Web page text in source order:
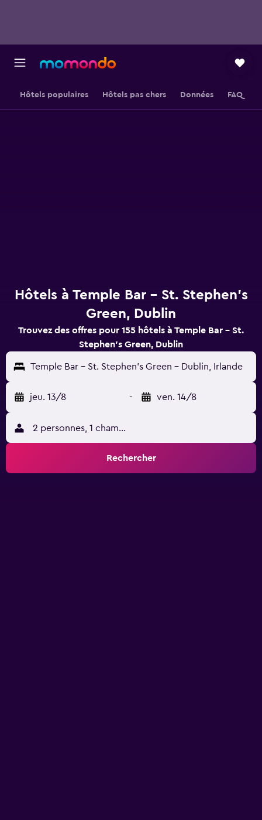
Hôtels populaires Hôtels pas chers Données FAQ
Hôtels à Temple Bar - St. Stephen's
Green, Dublin
Trouvez des offres pour 155 hôtels à Temple Bar - St.
Stephen's Green, Dublin
Temple Bar - St. Stephen's Green - Dublin, Irlande
jeu. 13/8 - ven. 14/8
2 personnes, 1 chambre
Rechercher